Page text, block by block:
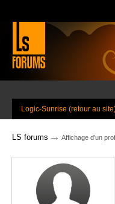
Logic-Sunrise (retour au
LS forums → Affichage d'un